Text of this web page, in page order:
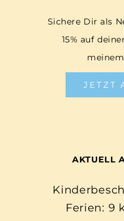
Sichere Dir als
15% auf
JETZT
AKTUELL
Ferien: 9